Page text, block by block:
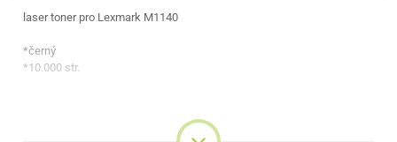
laser toner pro Lexmark M1140
*černý
*10.000 str.